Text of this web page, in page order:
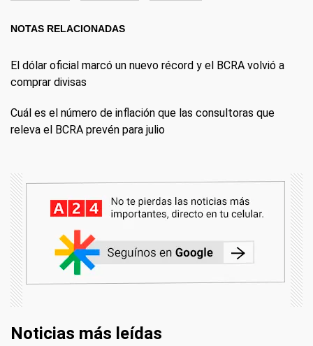
NOTAS RELACIONADAS
El dólar oficial marcó un nuevo récord y el BCRA volvió a
comprar divisas
Cuál es el número de inflación que las consultoras que
releva el BCRA prevén para julio
Noticias más leídas